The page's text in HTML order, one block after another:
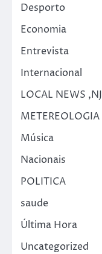
Desporto
Economia
Entrevista
Internacional
LOCAL NEWS
METEREOLOGIA
Música
Nacionais
POLITICA
saude
Última Hora
Uncategorized